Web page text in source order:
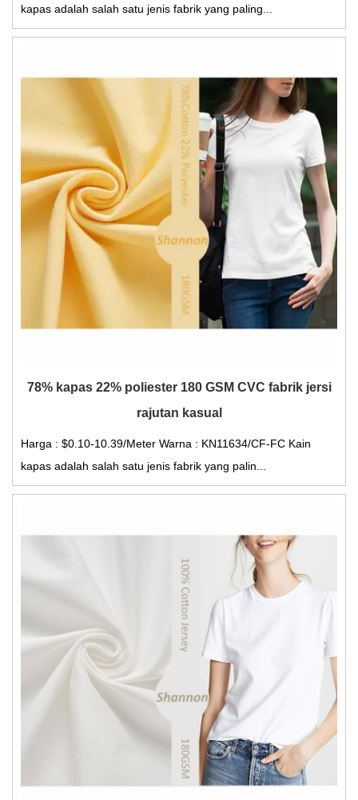
kapas adalah salah satu jenis fabrik yang paling...
78% kapas 22% poliester 180 GSM CVC fabrik jersi
rajutan kasual
Harga : $0.10-10.39/Meter Warna : KN11634/CF-FC Kain
kapas adalah salah satu jenis fabrik yang palin...